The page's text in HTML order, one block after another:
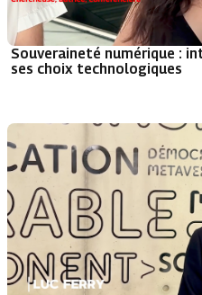
Souveraineté numérique :
ses choix technologiques